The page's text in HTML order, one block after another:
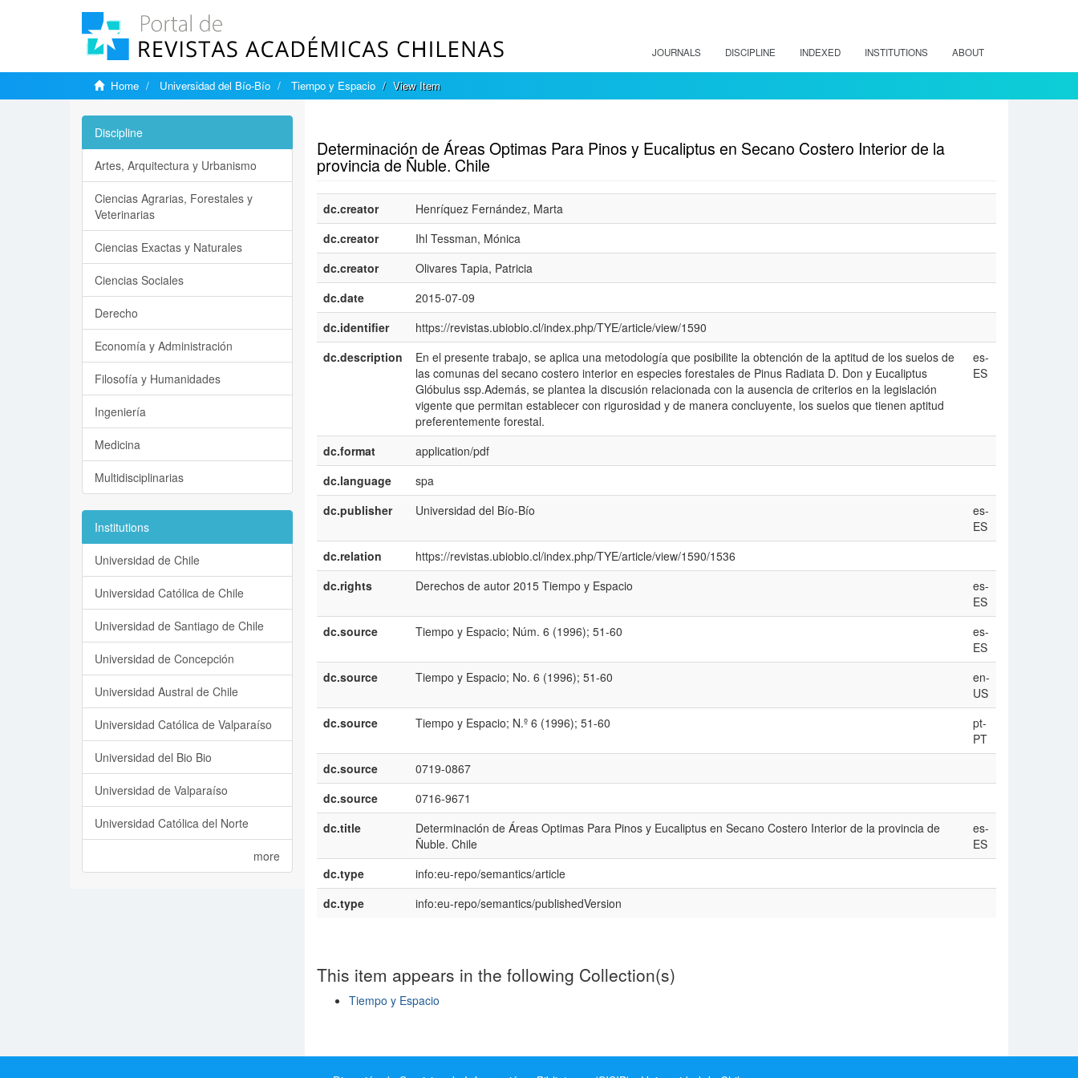
JOURNALS DISCIPLINE INDEXED INSTITUTIONS ABOUT
Home Universidad del Bío-Bío Tiempo y Espacio View Item
Determinación de Áreas Optimas Para Pinos y Eucaliptus en Secano Costero Interior de la
provincia de Ñuble. Chile
dc.creator
Henríquez Fernández, Marta
dc.creator
Ihl Tessman, Mónica
dc.creator
Olivares Tapia, Patricia
dc.date
2015-07-09
dc.identifier
https://revistas.ubiobio.cl/index.php/TYE/article/view/1590
dc.description
En el presente trabajo, se aplica una metodología que posibilite la obtención de la aptitud de los suelos de
las comunas del secano costero interior en especies forestales de Pinus Radiata D. Don y Eucaliptus
Glóbulus ssp.Además, se plantea la discusión relacionada con la ausencia de criterios en la legislación
vigente que permitan establecer con rigurosidad y de manera concluyente, los suelos que tienen aptitud
preferentemente forestal.
es-
ES
dc.format
application/pdf
dc.language
spa
dc.publisher
Universidad del Bío-Bío
es-
ES
dc.relation
https://revistas.ubiobio.cl/index.php/TYE/article/view/1590/1536
dc.rights
Derechos de autor 2015 Tiempo y Espacio
es-
ES
dc.source
Tiempo y Espacio; Núm. 6 (1996); 51-60
es-
ES
dc.source
Tiempo y Espacio; No. 6 (1996); 51-60
en-
US
dc.source
Tiempo y Espacio; N.º 6 (1996); 51-60
pt-
PT
dc.source
0719-0867
dc.source
0716-9671
dc.title
Determinación de Áreas Optimas Para Pinos y Eucaliptus en Secano Costero Interior de la provincia de
Ñuble. Chile
es-
ES
dc.type
info:eu-repo/semantics/article
dc.type
info:eu-repo/semantics/publishedVersion
This item appears in the following Collection(s)
Tiempo y Espacio
Discipline
Artes, Arquitectura y Urbanismo
Ciencias Agrarias, Forestales y
Veterinarias
Ciencias Exactas y Naturales
Ciencias Sociales
Derecho
Economía y Administración
Filosofía y Humanidades
Ingeniería
Medicina
Multidisciplinarias
Institutions
Universidad de Chile
Universidad Católica de Chile
Universidad de Santiago de Chile
Universidad de Concepción
Universidad Austral de Chile
Universidad Católica de Valparaíso
Universidad del Bio Bio
Universidad de Valparaíso
Universidad Católica del Norte
more